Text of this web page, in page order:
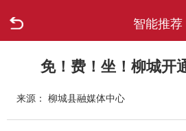
智能推荐
走进柳城
新闻中心
免！费！坐！柳城开
来源： 柳城县融媒体中心